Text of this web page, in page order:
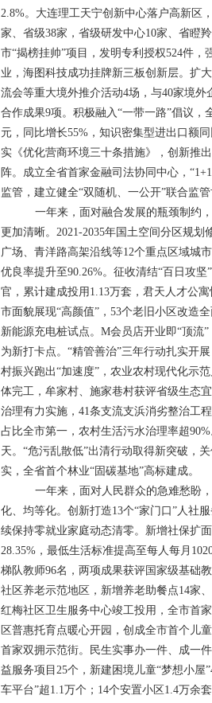
2.8%。 大连理工天宁创新中心落户高新区
家、省级38家，省级研发中心10家、 省瞪
市“揭榜挂帅”项目， 发明专利授权524件 ，
业 ， 海图科技成功挂牌新三板创新层。 扩
流会等重大境外推介活动4场 ， 与40家境外
合作成果9项。 积极融入“一带一路”倡议，
元， 同比增长55% ，知识密集型进出口额
实《优化营商环境三十条措施》，创新推出
阵。 成立全省首家金融司法协同中心，
监管，建立健全“双随机、一公开”联合监
一年来，面对融合发展的瓶颈制约
更加清晰。 2021-2035年国土空间分区规划
广场、青洋路高架沿线等12个重点区域城
优良率提升至90.26%。 征收清结“百日攻坚”
官，累计建成投用 1.13万套，君天人才公
市面貌展现“高颜值” ， 53个老旧小区改造
新能源充电桩试点。 M会员店开业即“顶流”
为新打卡点。 “精管善治”三年行动扎实开展
村振兴跑出“加速度” ， 农业农村现代化示
体完工 ，牟家村、施家巷村获评省级生态
治理有力实施， 41条支流支浜消劣整治工
占比全市第一，农村生活污水治理率超90%
天。 “危污乱散低”出清行动取得新突破，
实，全省首个林业“固碳基地”高标建成。
一年来，面对人民群众的急难愁盼
化、均等化。 创新打造13个“家门口 ”人社
续保持零就业家庭动态清零。 新增社保扩面
28.35% ，最低生活标准提高至每人每月
梯队教师96名， 两项成果获评国家级基础
社区养老示范地区，新增养老助餐点14家
红梅社区卫生服务中心竣工投用， 全市首
区普惠托育点暖心开园，创成全市首个儿
首家双拥示范街。
民生实事办一件、成一
益服务项目 25个，新建困境儿童“梦想小屋
车平台”超 1.1万个； 14个安置小区 1.4万余